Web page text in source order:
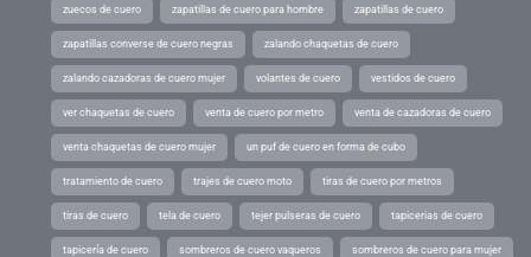
zuecos de cuero zapatillas de cuero para hombre zapatillas de cuero
zapatillas converse de cuero negras zalando chaquetas de cuero
zalando cazadoras de cuero mujer volantes de cuero vestidos de cuero
ver chaquetas de cuero venta de cuero por metro venta de cazadoras de cuero
venta chaquetas de cuero mujer un puf de cuero en forma de cubo
tratamiento de cuero trajes de cuero moto tiras de cuero por metros
tiras de cuero tela de cuero tejer pulseras de cuero tapicerias de cuero
tapicería de cuero sombreros de cuero vaqueros sombreros de cuero para mujer